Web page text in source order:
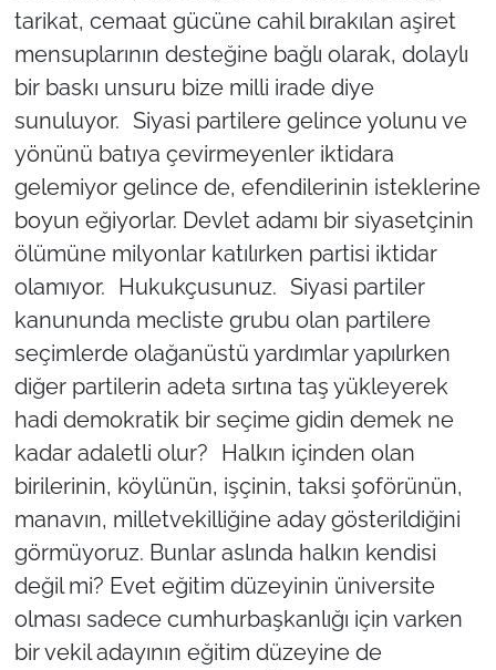
tarikat, cemaat gücüne cahil bırakılan aşiret
mensuplarının desteğine bağlı olarak, dolaylı
bir baskı unsuru bize milli irade diye
sunuluyor. Siyasi partilere gelince yolunu ve
yönünü batıya çevirmeyenler iktidara
gelemiyor gelince de, efendilerinin isteklerine
boyun eğiyorlar. Devlet adamı bir siyasetçinin
ölümüne milyonlar katılırken partisi iktidar
olamıyor. Hukukçusunuz. Siyasi partiler
kanununda mecliste grubu olan partilere
seçimlerde olağanüstü yardımlar yapılırken
diğer partilerin adeta sırtına taş yükleyerek
hadi demokratik bir seçime gidin demek ne
kadar adaletli olur? Halkın içinden olan
birilerinin, köylünün, işçinin, taksi şoförünün,
manavın, milletvekilliğine aday gösterildiğini
görmüyoruz. Bunlar aslında halkın kendisi
değil mi? Evet eğitim düzeyinin üniversite
olması sadece cumhurbaşkanlığı için varken
bir vekil adayının eğitim düzeyine de